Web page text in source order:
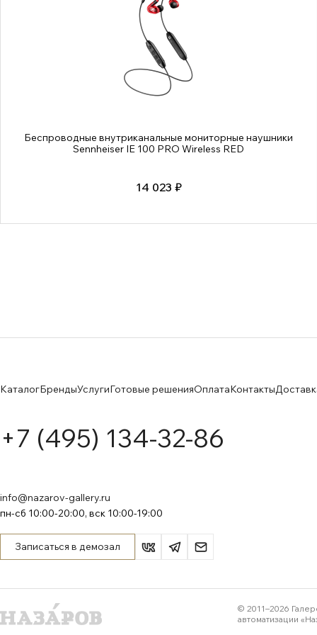
Беспроводные внутриканальные мониторные наушники
Sennheiser IE 100 PRO Wireless RED
14 023 ₽
КаталогБрендыУслугиГотовые решенияОплатаКонтакты
+7 (495) 134-32-86
info@nazarov-gallery.ru
пн-сб 10:00-20:00, вск 10:00-19:00
Записаться в демозал
© 2011–2026
автоматизации